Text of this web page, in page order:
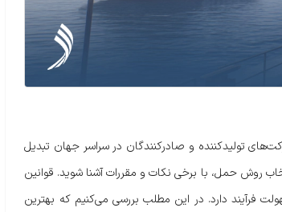
تولیدکننده و صادرکنندگان در سراسر جهان تبدیل
روش حمل، با برخی نکات و مقررات آشنا شوید. قوانین
فرآیند دارد. در این مطلب بررسی می‌کنیم که بهترین